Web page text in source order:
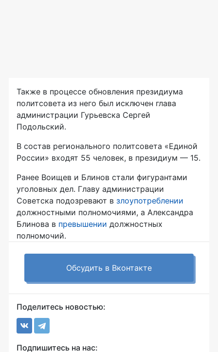
Также в процессе обновления президиума
политсовета из него был исключен глава
администрации Гурьевска Сергей
Подольский.
В состав регионального политсовета «Единой
России» входят 55 человек, в президиум — 15.
Ранее Воищев и Блинов стали фигурантами
уголовных дел. Главу администрации
Советска подозревают в злоупотреблении
должностными полномочиями, а Александра
Блинова в превышении должностных
полномочий.
Обсудить в Вконтакте
Поделитесь новостью:
Подпишитесь на нас: